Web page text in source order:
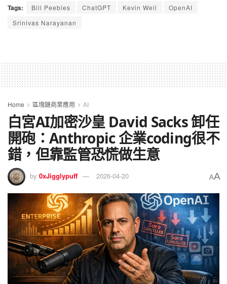
Tags: Bill Peebles ChatGPT Kevin Weil
OpenAI
Srinivas Narayanan
Home 區塊鏈商業應用 AI
白宮AI加密沙皇 David Sacks 卸任
開砲：Anthropic 企業coding很不
錯，但靠監管恐慌做生意
by 0xJigglypuff 2026-04-20 AA